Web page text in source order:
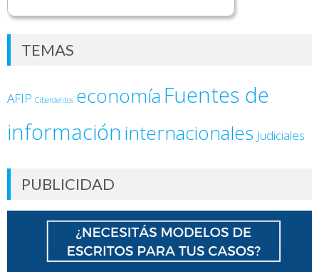
TEMAS
AFIP Ciberdelitos economía Fuentes de
informacióninternacionales Judiciales
PUBLICIDAD